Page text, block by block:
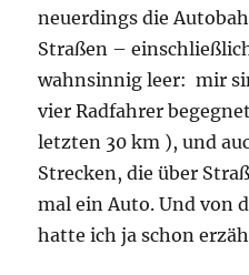
neuerdings die
Straßen –
wahnsinnig leer: mir
vier Radfahrer
letzten 30 km ), und
Strecken, die über
mal ein Auto. Und von
hatte ich ja schon